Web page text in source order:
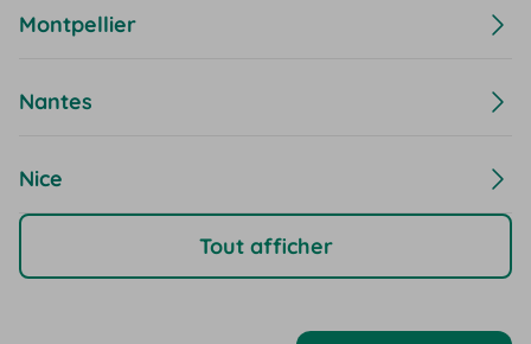
Montpellier
Nantes
Nice
Tout afficher